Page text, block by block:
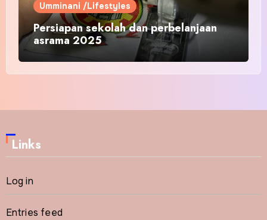
Umminani /Lifestyles
Persiapan sekolah dan perbelanjaan
asrama 2025
Links
Log in
Entries feed